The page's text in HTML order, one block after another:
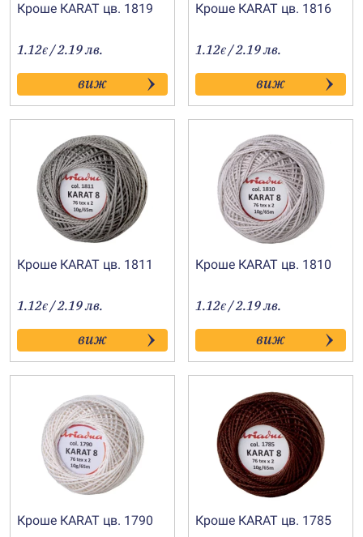
Кроше КARAT цв. 1819
1.12€ / 2.19 лв.
виж
Кроше КARAT цв. 1816
1.12€ / 2.19 лв.
виж
Кроше КARAT цв. 1811
1.12€ / 2.19 лв.
виж
Кроше КARAT цв. 1810
1.12€ / 2.19 лв.
виж
Кроше КARAT цв. 1790 Кроше КARAT цв. 1785